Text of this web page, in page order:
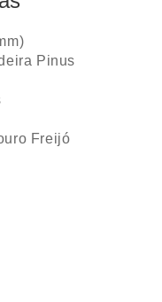
Pinus
Freijó